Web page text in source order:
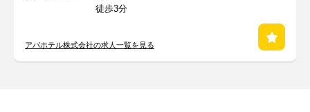
徒歩3分
アパホテル株式会社の求人一覧を見る